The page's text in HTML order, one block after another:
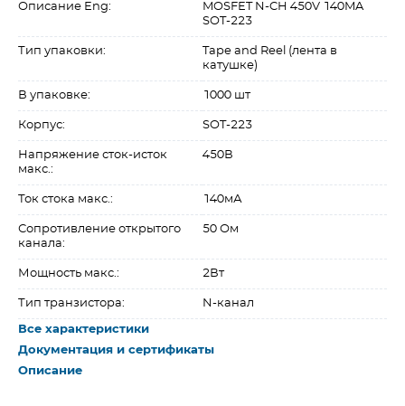
Описание Eng:
MOSFET N-CH 450V 140MA
SOT-223
Тип упаковки:
Tape and Reel (лента в
катушке)
В упаковке: 1000 шт
Корпус: SOT-223
Напряжение сток-исток
макс.:
450В
Ток стока макс.: 140мА
Сопротивление открытого
канала:
50 Ом
Мощность макс.: 2Вт
Тип транзистора: N-канал
Все характеристики
Документация и сертификаты
Описание